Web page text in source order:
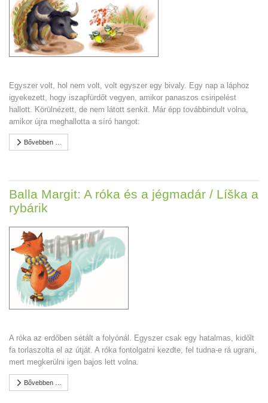
Egyszer volt, hol nem volt, volt egyszer egy bivaly. Egy nap a láphoz
igyekezett, hogy iszapfürdőt vegyen, amikor panaszos csiripelést
hallott. Körülnézett, de nem látott senkit. Már épp továbbindult volna,
amikor újra meghallotta a síró hangot:
Bővebben …
Balla Margit: A róka és a jégmadár / Líška a
rybárik
A róka az erdőben sétált a folyónál. Egyszer csak egy hatalmas, kidőlt
fa torlaszolta el az útját. A róka fontolgatni kezdte, fel tudna-e rá ugrani,
mert megkerülni igen bajos lett volna.
Bővebben …